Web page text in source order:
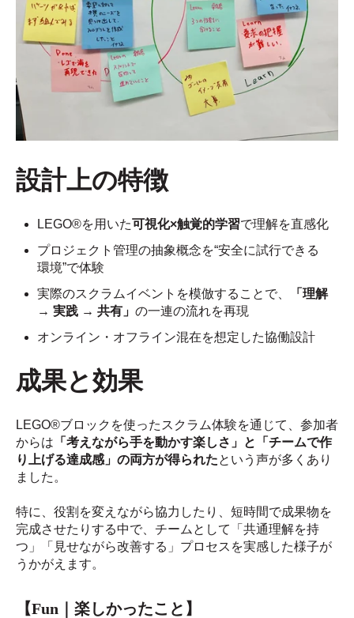
設計上の特徴
LEGO®を用いた可視化×触覚的学習で理解を直感化
プロジェクト管理の抽象概念を“安全に試行できる
環境”で体験
実際のスクラムイベントを模倣することで、
「理解
→ 実践 → 共有」の一連の流れを再現
オンライン・オフライン混在を想定した協働設計
成果と効果
LEGO®ブロックを使ったスクラム体験を通じて、参加者
からは 「考えながら手を動かす楽しさ」と「チームで作
り上げる達成感」の両方が得られたという声が多くあり
ました。
特に、役割を変えながら協力したり、短時間で成果物を
完成させたりする中で、チームとして「共通理解を持
つ」「見せながら改善する」プロセスを実感した様子が
うかがえます。
【Fun｜楽しかったこと】